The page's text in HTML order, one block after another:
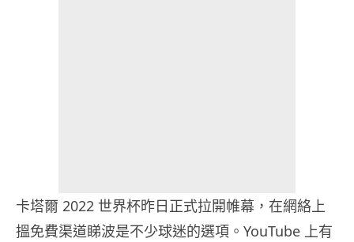
卡塔爾 2022 世界杯昨日正式拉開帷幕，在網絡上
搵免費渠道睇波是不少球迷的選項。YouTube 上有